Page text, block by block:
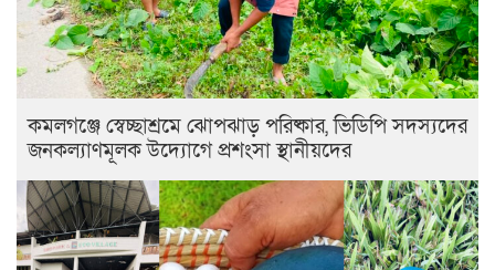
কমলগঞ্জে স্বেচ্ছাশ্রমে ঝোপঝাড় পরিষ্কার, ভিডিপি সদস্যদের
জনকল্যাণমূলক উদ্যোগে প্রশংসা স্থানীয়দের